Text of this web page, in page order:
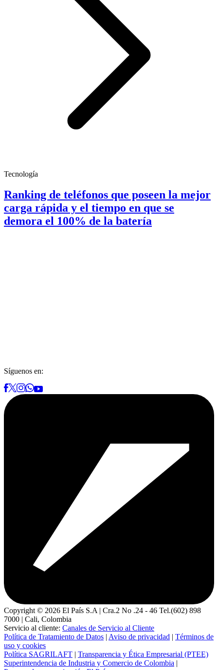
Tecnología
Ranking de teléfonos que poseen la mejor
carga rápida y el tiempo en que se
demora el 100% de la batería
Síguenos en:
Copyright © 2026 El País S.A | Cra.2 No .24 - 46 Tel.(602) 898
7000 | Cali, Colombia
Servicio al cliente: Canales de Servicio al Cliente
Política de Tratamiento de Datos | Aviso de privacidad | Términos de
uso y cookies
Política SAGRILAFT | Transparencia y Ética Empresarial (PTEE)
Superintendencia de Industria y Comercio de Colombia |